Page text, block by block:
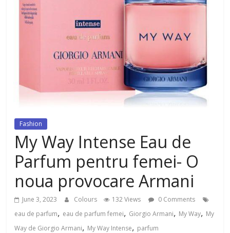
dezvoltat, cu Flexor Fitness-
dispozitiv pentru tonifiere muschi
Fashion
My Way Intense Eau de
Parfum pentru femei- O
noua provocare Armani
June 3, 2023 Colours 132 Views
0 Comments
eau de parfum, eau de parfum femei, Giorgio Armani, My Way, My
Way de Giorgio Armani, My Way Intense, parfum